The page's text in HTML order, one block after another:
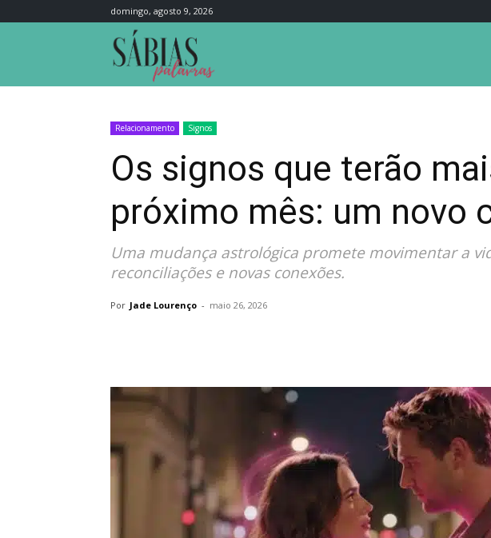
domingo, agosto 9, 2026
Relacionamento Signos
Os signos que terão
próximo mês: um novo
Uma mudança astrológica promete movimentar a
reconciliações e novas conexões.
Por Jade Lourenço - maio 26, 2026